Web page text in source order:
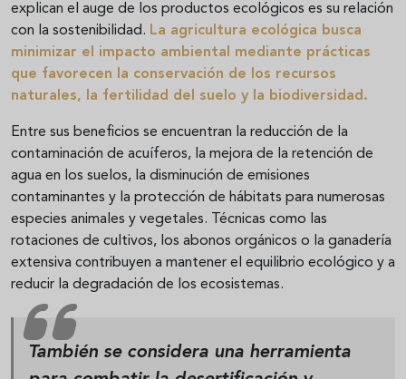
explican el auge de los productos ecológicos es su relación
con la sostenibilidad. La agricultura ecológica busca
minimizar el impacto ambiental mediante prácticas
que favorecen la conservación de los recursos
naturales, la fertilidad del suelo y la biodiversidad.
Entre sus beneficios se encuentran la reducción de la
contaminación de acuíferos, la mejora de la retención de
agua en los suelos, la disminución de emisiones
contaminantes y la protección de hábitats para numerosas
especies animales y vegetales. Técnicas como las
rotaciones de cultivos, los abonos orgánicos o la ganadería
extensiva contribuyen a mantener el equilibrio ecológico y a
reducir la degradación de los ecosistemas.
También se considera una herramienta